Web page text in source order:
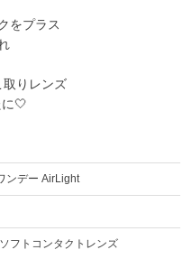
をプラス
取りレンズ
🤍
ンデー AirLight
フトコンタクトレンズ